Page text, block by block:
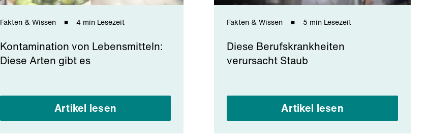
Fakten & Wissen 4 min Lesezeit
Kontamination von Lebensmitteln:
Diese Arten gibt es
Artikel lesen
Fakten & Wissen 5 min Lesezeit
Diese Berufskrankheiten
verursacht Staub
Artikel lesen